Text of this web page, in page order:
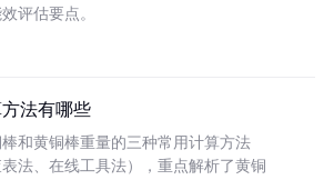
评估要点。
法有哪些
和黄铜棒重量的三种常用计算方法
表法、在线工具法），重点解析了黄铜